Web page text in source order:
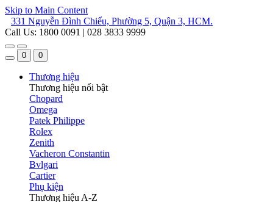
Skip to Main Content
331 Nguyễn Đình Chiểu, Phường 5, Quận 3, HCM.
Call Us: 1800 0091 | 028 3833 9999
0 0
Thương hiệu
Thương hiệu nổi bật
Chopard
Omega
Patek Philippe
Rolex
Zenith
Vacheron Constantin
Bvlgari
Cartier
Phụ kiện
Thương hiệu A-Z